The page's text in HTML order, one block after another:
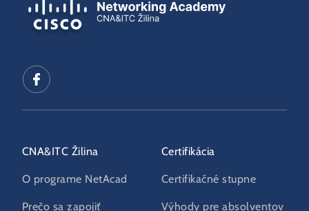
CNA&ITC Žilina
O programe NetAcad
Prečo sa zapojiť
Certifikácia
Certifikačné stupne
Výhody pre absolventov